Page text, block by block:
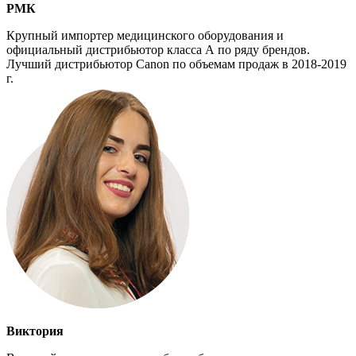
РМК
Крупный импортер медицинского оборудования и
официальный дистрибьютор класса А по ряду брендов.
Лучший дистрибьютор Canon по объемам продаж в 2018-2019
г.
Виктория